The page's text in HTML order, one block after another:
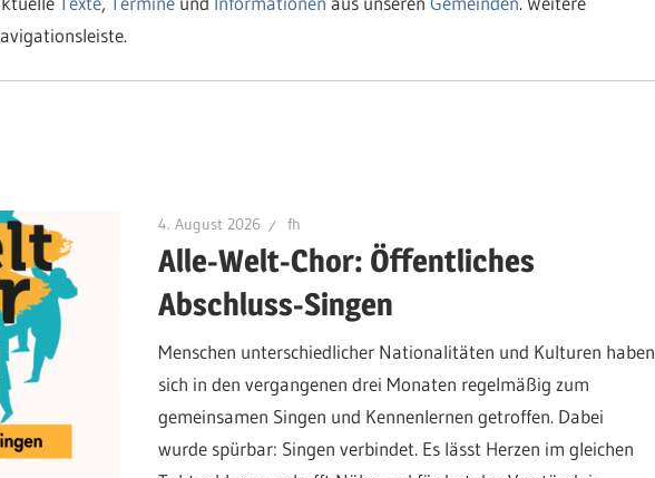
4. August 2026 fh
Alle-Welt-Chor: Öffentliches
Abschluss-Singen
Menschen unterschiedlicher Nationalitäten und Kulturen haben
sich in den vergangenen drei Monaten regelmäßig zum
gemeinsamen Singen und Kennenlernen getroffen. Dabei
wurde spürbar: Singen verbindet. Es lässt Herzen im gleichen